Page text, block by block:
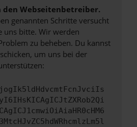
den Webseitenbetreiber.
genannten Schritte versucht
uns bitte. Wir werden
zu beheben. Du kannst
um uns bei der